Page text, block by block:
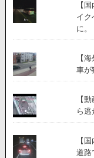
【
イク
に。
【
車が
【
ら
【
道路